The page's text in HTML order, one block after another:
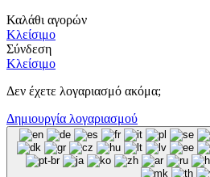
Καλάθι αγορών
Κλείσιμο
Σύνδεση
Κλείσιμο
Δεν έχετε λογαριασμό ακόμα;
Δημιουργία λογαριασμού